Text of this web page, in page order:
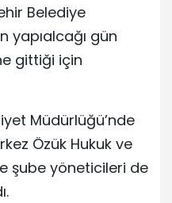
Belediye
yapıalcağı gün
gittiği için
Müdürlüğü’nde
Özük Hukuk ve
şube yöneticileri de